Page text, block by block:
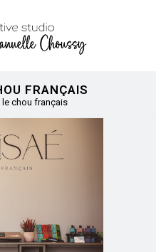
FRANÇAIS
le chou français